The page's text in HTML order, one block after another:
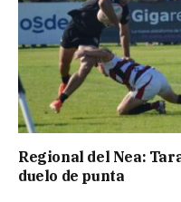
Regional del Nea:
duelo de punta